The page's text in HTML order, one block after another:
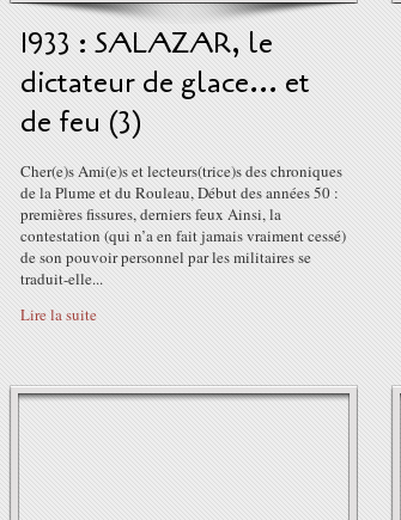
1933 : SALAZAR, le
dictateur de glace... et
de feu (3)
Cher(e)s Ami(e)s et lecteurs(trice)s des chroniques
de la Plume et du Rouleau, Début des années 50 :
premières fissures, derniers feux Ainsi, la
contestation (qui n’a en fait jamais vraiment cessé)
de son pouvoir personnel par les militaires se
traduit-elle...
Lire la suite